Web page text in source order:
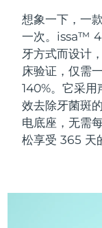
想象一下，一
一次。issa™ 4
牙方式而设计
床验证，仅需
140%。它采
效去除牙菌斑
电底座，无需
松享受 365 天
补水保湿
FAQ™ 抗老
比利时
百慕大
波斯尼亚和黑
文莱
保加利亚